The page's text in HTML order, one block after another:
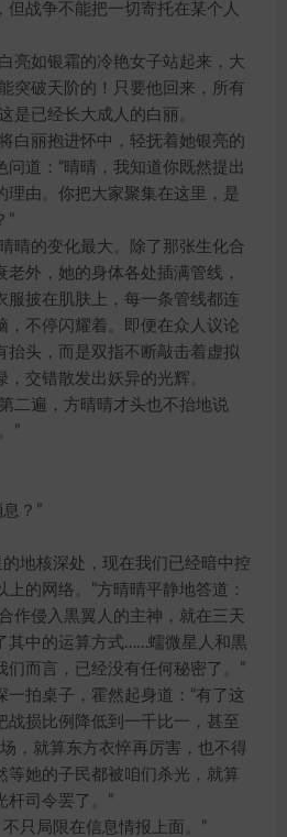
但战争不能把一切寄托在某个人
如银霜的冷艳女子站起来，大
突破天阶的！只要他回来，所有
是已经长大成人的白丽。
丽抱进怀中，轻抚着她银亮的
问道：“晴晴，我知道你既然提出
理由。你把大家聚集在这里，是
”
的变化最大。除了那张生化合
外，她的身体各处插满管线，
服披在肌肤上，每一条管线都连
，不停闪耀着。即便在众人议论
抬头，而是双指不断敲击着虚拟
交错散发出妖异的光辉。
遍，方晴晴才头也不抬地说
”
？”
地核深处，现在我们已经暗中控
的网络。”方晴晴平静地答道：
作侵入黒翼人的主神，就在三天
其中的运算方式……蠕微星人和黒
们而言，已经没有任何秘密了。”
拍桌子，霍然起身道：“有了这
战损比例降低到一千比一，甚至
，就算东方衣悴再厉害，也不得
等她的子民都被咱们杀光，就算
杆司令罢了。”
只局限在信息情报上面。”